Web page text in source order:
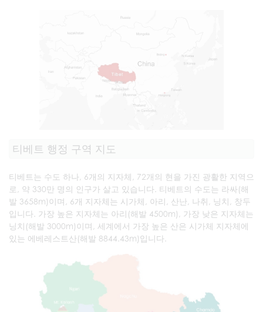
티베트 행정 구역 지도
티베트는 수도 하나, 6개의 지자체, 72개의 현을 가진 광활한 지역으
로, 약 330만 명의 인구가 살고 있습니다. 티베트의 수도는 라싸(해
발 3658m)이며, 6개 지자체는 시가체, 아리, 산난, 나취, 닝치, 창두
입니다. 가장 높은 지자체는 아리(해발 4500m), 가장 낮은 지자체는
닝치(해발 3000m)이며, 세계에서 가장 높은 산은 시가체 지자체에
있는 에베레스트산(해발 8844.43m)입니다.